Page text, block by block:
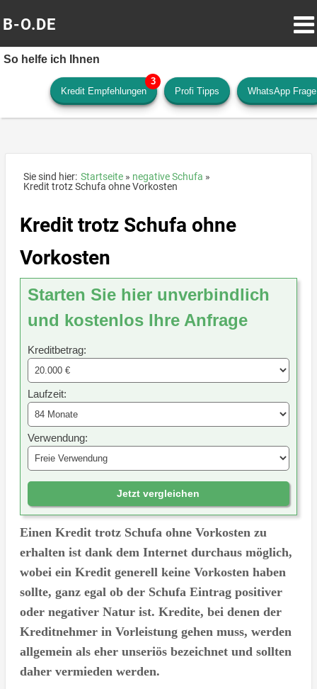
B-O.DE
So helfe ich Ihnen
Kredit Empfehlungen Profi Tipps WhatsApp Frage
Sie sind hier: Startseite
negative Schufa
Kredit trotz Schufa ohne Vorkosten
Kredit trotz Schufa ohne
Vorkosten
Starten Sie hier unverbindlich
und kostenlos Ihre Anfrage
Kreditbetrag:
Laufzeit:
Verwendung:
Jetzt vergleichen
Einen Kredit trotz Schufa ohne Vorkosten zu
erhalten ist dank dem Internet durchaus möglich,
wobei ein Kredit generell keine Vorkosten haben
sollte, ganz egal ob der Schufa Eintrag positiver
oder negativer Natur ist. Kredite, bei denen der
Kreditnehmer in Vorleistung gehen muss, werden
allgemein als eher unseriös bezeichnet und sollten
daher vermieden werden.